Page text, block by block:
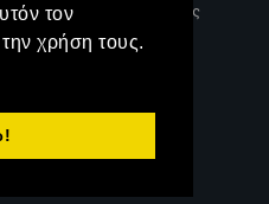
τον
χρήση τους.
| Δήλωση Προστασίας
Όροι Χρήσης